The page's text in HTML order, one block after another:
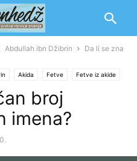
Abdullah ibn Džibrin
Da li se zna
Akida Fetve Fetve iz akide
broj
imena?